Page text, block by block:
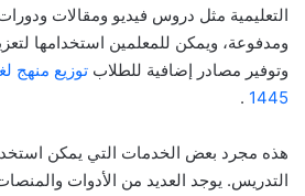
التعليمية مثل دروس فيديو ومقالات
ومدفوعة، ويمكن للمعلمين استخدامها
وتوفير مصادر إضافية للطلاب توزيع منهج
1445
.
هذه مجرد بعض الخدمات التي يمكن
التدريس. يوجد العديد من الأدوات